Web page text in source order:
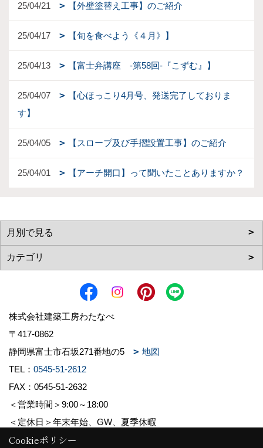
25/04/21 【外壁塗替え工事】のご紹介
25/04/17 【旬を食べよう《４月》】
25/04/13 【富士弁講座 -第58回-『こずむ』】
25/04/07
【心ほっこり4月号、発送完了しておりま
す】
25/04/05 【スロープ及び手摺設置工事】のご紹介
25/04/01 【アーチ開口】って聞いたことありますか？
株式会社建築工房わたなべ
〒417-0862
静岡県富士市石坂271番地の5
地図
TEL： 0545-51-2612
FAX：0545-51-2632
＜営業時間＞9:00～18:00
＜定休日＞年末年始、GW、夏季休暇
Cookieポリシー